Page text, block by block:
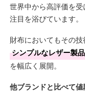
世界中から高評価を
注目を浴びています。
財布においてもその技
シンプルなレザー製
を幅広く展開。
他ブランドと比べて